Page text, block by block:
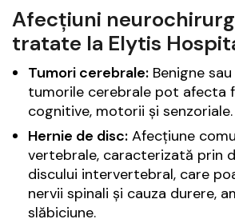
Afecțiuni
tratate la Elytis
Tumori cerebrale: Benigne
tumorile cerebrale pot afecta
cognitive, motorii și senzoriale.
Hernie de disc: Afecțiune
vertebrale, caracterizată prin
discului intervertebral, care
nervii spinali și cauza durere,
slăbiciune.